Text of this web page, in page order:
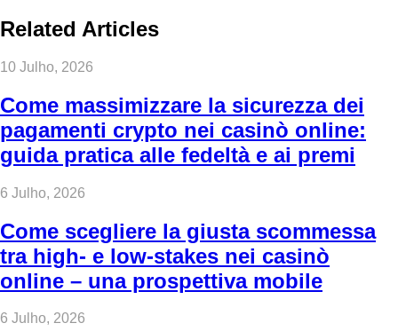
Related Articles
10 Julho, 2026
Come massimizzare la sicurezza dei
pagamenti crypto nei casinò online:
guida pratica alle fedeltà e ai premi
6 Julho, 2026
Come scegliere la giusta scommessa
tra high‑ e low‑stakes nei casinò
online – una prospettiva mobile
6 Julho, 2026